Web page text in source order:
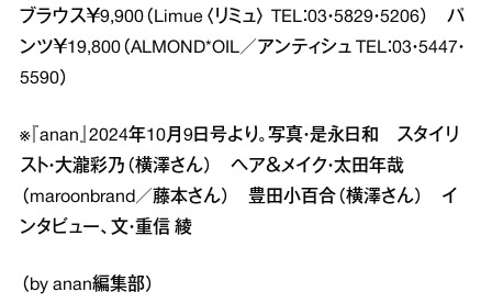
ブラウス￥9,900（Limue〈リミュ〉 TEL：03・5829・5206） パ
ンツ￥19,800（ALMOND*OIL／アンティシュ TEL：03・5447・
5590）
※『anan』2024年10月9日号より。写真・是永日和 スタイリ
スト・大瀧彩乃（横澤さん） ヘア＆メイク・太田年哉
（maroonbrand／藤本さん） 豊田小百合（横澤さん） イ
ンタビュー、文・重信 綾
（by anan編集部）